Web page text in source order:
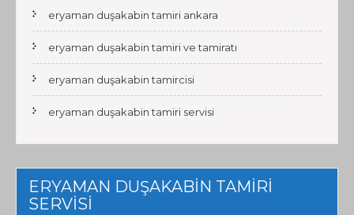
eryaman duşakabin tamiri ankara
eryaman duşakabin tamiri ve tamiratı
eryaman duşakabin tamircisi
eryaman duşakabin tamiri servisi
ERYAMAN DUŞAKABİN TAMİRİ
SERVİSİ